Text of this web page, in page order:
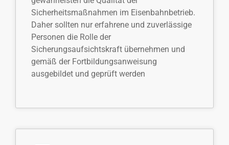
Sicherheitsmaßnahmen im Eisenbahnbetrieb.
Daher sollten nur erfahrene und zuverlässige
Personen die Rolle der
Sicherungsaufsichtskraft übernehmen und
gemäß der Fortbildungsanweisung
ausgebildet und geprüft werden